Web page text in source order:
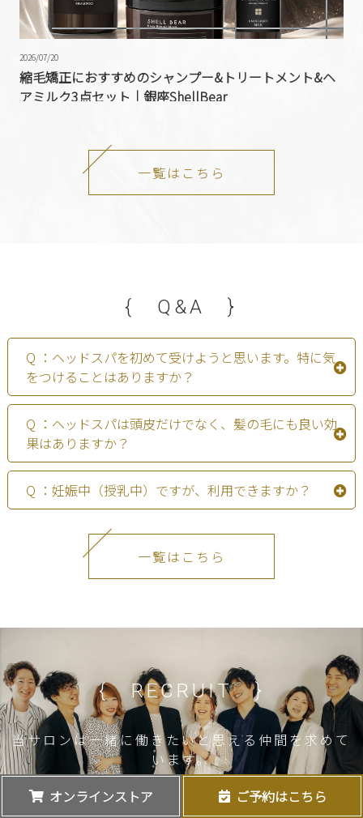
2026/07/20
縮毛矯正におすすめのシャンプー&トリートメント&ヘ
アミルク3点セット｜銀座ShellBear
一覧はこちら
{ Q&A }
Q ：ヘッドスパを初めて受けようと思います。特に気
をつけることはありますか？
Q ：ヘッドスパは頭皮だけでなく、髪の毛にも良い効
果はありますか？
Q ：妊娠中（授乳中）ですが、利用できますか？
一覧はこちら
{ RECRUIT }
当サロンは一緒に働きたいと思える仲間を求めて
います。
オンラインストア
ご予約はこちら